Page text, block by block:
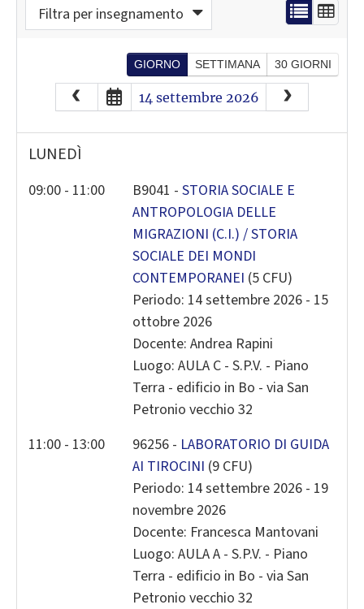
Filtra per insegnamento
GIORNO SETTIMANA 30 GIORNI
August 2026
Sun Mon Tue Wed Thu Fri
26 27 28 29 30 31
9 10 11 12 13
17 18 19 20
24 25 26 27
31 1 2 3
Today Clear Close
14 settembre 2026
LUNEDÌ
09:00 - 11:00 B9041 - STORIA SOCIALE E
ANTROPOLOGIA DELLE
MIGRAZIONI (C.I.) / STORIA
SOCIALE DEI MONDI
CONTEMPORANEI (5 CFU)
Periodo: 14 settembre 2026 - 15
ottobre 2026
Docente: Andrea Rapini
Luogo: AULA C - S.P.V. - Piano
Terra - edificio in Bo - via San
Petronio vecchio 32
11:00 - 13:00
96256 - LABORATORIO DI GUIDA
AI TIROCINI (9 CFU)
Periodo: 14 settembre 2026 - 19
novembre 2026
Docente: Francesca Mantovani
Luogo: AULA A - S.P.V. - Piano
Terra - edificio in Bo - via San
Petronio vecchio 32